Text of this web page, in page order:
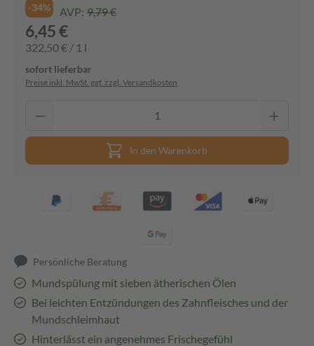
-34% AVP: 9,79 €
6,45 €
322,50 € / 1 l
sofort lieferbar
Preise inkl. MwSt. ggf. zzgl. Versandkosten
In den Warenkorb
Persönliche Beratung
Mundspülung mit sieben ätherischen Ölen
Bei leichten Entzündungen des Zahnfleisches und der
Mundschleimhaut
Hinterlässt ein angenehmes Frischegefühl